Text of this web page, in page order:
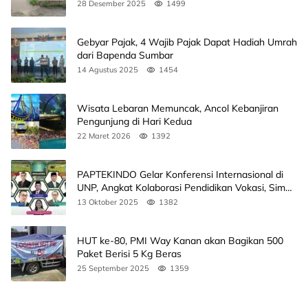
28 Desember 2025 1499
Gebyar Pajak, 4 Wajib Pajak Dapat Hadiah Umrah
dari Bapenda Sumbar
14 Agustus 2025 1454
Wisata Lebaran Memuncak, Ancol Kebanjiran
Pengunjung di Hari Kedua
22 Maret 2026 1392
PAPTEKINDO Gelar Konferensi Internasional di
UNP, Angkat Kolaborasi Pendidikan Vokasi, Simak
Agendanya
13 Oktober 2025 1382
HUT ke-80, PMI Way Kanan akan Bagikan 500
Paket Berisi 5 Kg Beras
25 September 2025 1359